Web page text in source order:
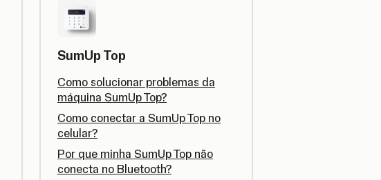
SumUp Top
Como solucionar problemas da
máquina SumUp Top?
Como conectar a SumUp Top no
celular?
Por que minha SumUp Top não
conecta no Bluetooth?